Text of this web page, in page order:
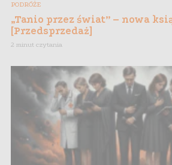
PODRÓŻE
„Tanio przez świat” – nowa
[Przedsprzedaż]
2 minut czytania